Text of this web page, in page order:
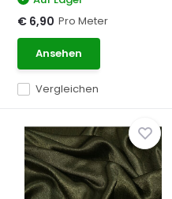
Vergleichen
€ 6,90 Pro Meter
Ansehen